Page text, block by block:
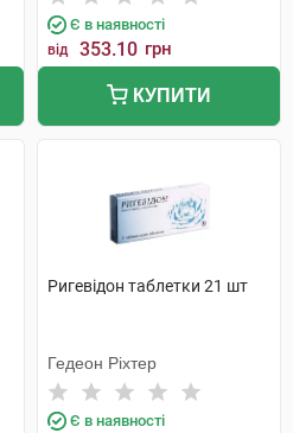
Є в наявності
від 353.10 грн
КУПИТИ
Ригевідон таблетки 21 шт
Гедеон Ріхтер
Є в наявності